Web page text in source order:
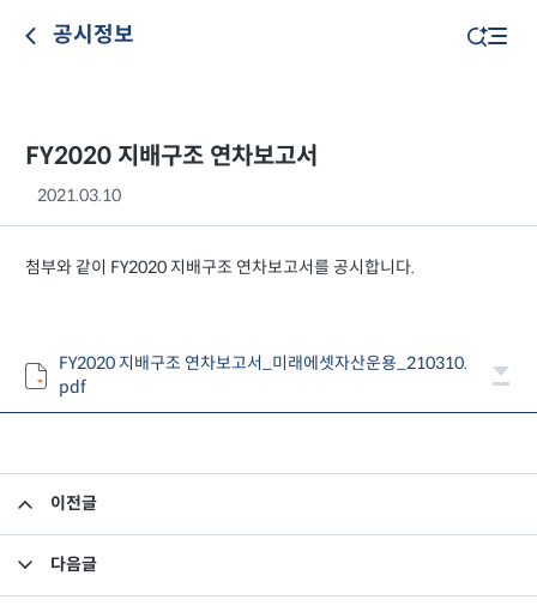
공시정보
FY2020 지배구조 연차보고서
2021.03.10
첨부와 같이 FY2020 지배구조 연차보고서를 공시합니다.
FY2020 지배구조 연차보고서_미래에셋자산운용_210310.
pdf
이전글
다음글